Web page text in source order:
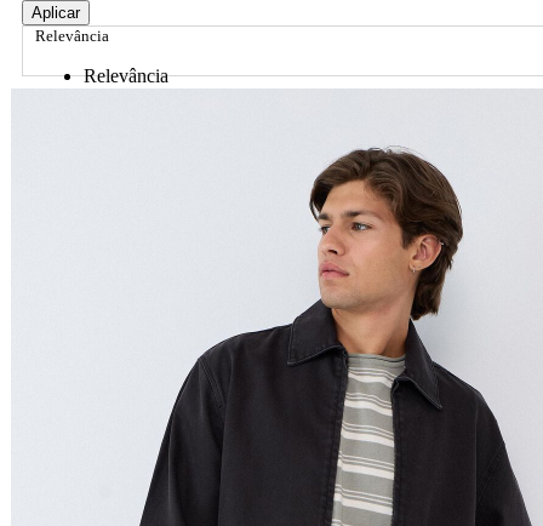
Aplicar
Relevância
Relevância
Nome do Produto A - Z
Nome do Produto Z - A